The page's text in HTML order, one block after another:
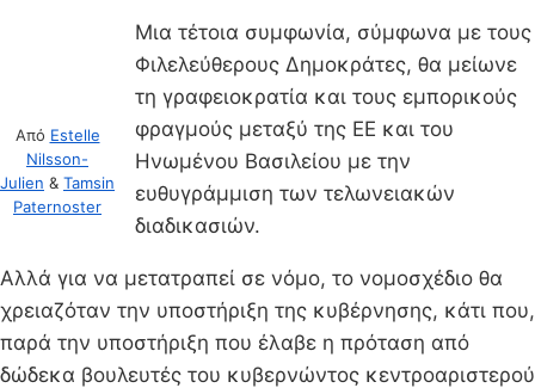
Από Estelle
Nilsson-
Julien & Tamsin
Paternoster
Μια τέτοια συμφωνία, σύμφωνα με τους
Φιλελεύθερους Δημοκράτες, θα μείωνε
τη γραφειοκρατία και τους εμπορικούς
φραγμούς μεταξύ της ΕΕ και του
Ηνωμένου Βασιλείου με την
ευθυγράμμιση των τελωνειακών
διαδικασιών.
Αλλά για να μετατραπεί σε νόμο, το νομοσχέδιο θα
χρειαζόταν την υποστήριξη της κυβέρνησης, κάτι που,
παρά την υποστήριξη που έλαβε η πρόταση από
δώδεκα βουλευτές του κυβερνώντος κεντροαριστερού